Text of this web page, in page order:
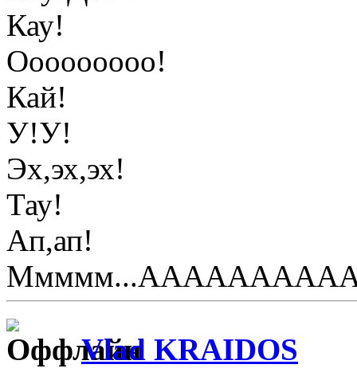
Кау!
Ооооооооо!
Кай!
У!У!
Эх,эх,эх!
Тау!
Ап,ап!
Vlad KRAIDOS